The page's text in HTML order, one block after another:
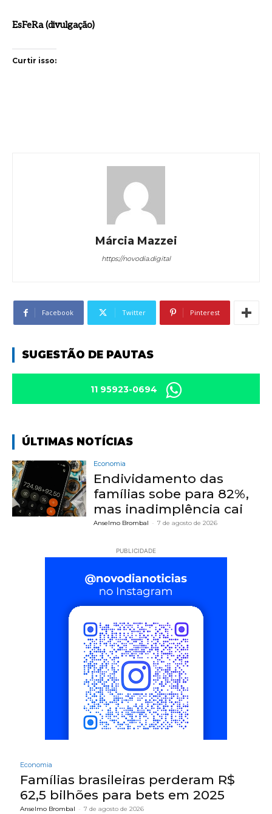
EsFeRa (divulgação)
Curtir isso:
Márcia Mazzei
https://novodia.digital
Facebook Twitter Pinterest
SUGESTÃO DE PAUTAS
11 95923-0694
ÚLTIMAS NOTÍCIAS
Economia
Endividamento das
famílias sobe para 82%,
mas inadimplência cai
Anselmo Brombal - 7 de agosto de 2026
PUBLICIDADE
Economia
Famílias brasileiras perderam R$
62,5 bilhões para bets em 2025
Anselmo Brombal - 7 de agosto de 2026